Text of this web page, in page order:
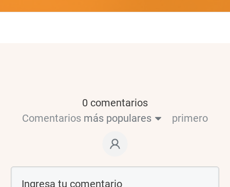
0 comentarios
Comentarios más populares primero